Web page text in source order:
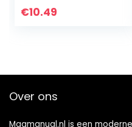
Organizing with
€10.49
Over ons
Magmanual.nl is een